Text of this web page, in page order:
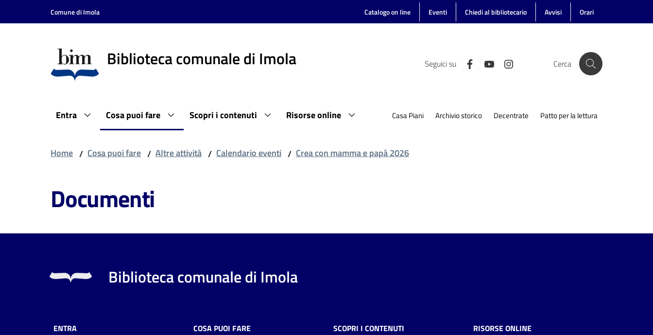
Vai al contenuto
Vai alla navigazione
Comune di Imola Catalogo on line Eventi Chiedi al bibliotecario Avvisi Orari
Biblioteca comunale di Imola Seguici su Cerca
Entra Cosa puoi fare Scopri i contenuti Risorse online Casa Piani Archivio storico Decentrate Patto per la lettura
Home / Cosa puoi fare / Altre attività / Calendario eventi / Crea con mamma e papà 2026
Documenti
Biblioteca comunale di Imola
ENTRA COSA PUOI FARE SCOPRI I CONTENUTI RISORSE ONLINE